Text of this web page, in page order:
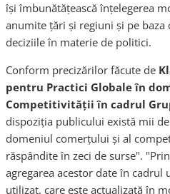
își îmbunătățească înțelegerea
anumite țări și regiuni și pe
deciziile în materie de politici.
Conform precizărilor făcute de
pentru Practici Globale în
Competitivității în cadrul
dispoziția publicului există mii
domeniul comerțului și al
răspândite în zeci de surse".
agregarea acestor date în
utilizat, care este actualizată în